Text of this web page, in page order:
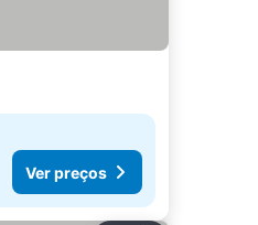
Ver preços